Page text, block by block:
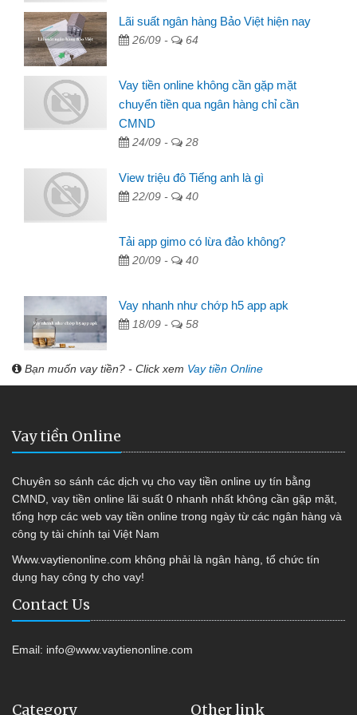
Lãi suất ngân hàng Bảo Việt hiện nay
26/09 - 64
Vay tiền online không cần gặp mặt
chuyển tiền qua ngân hàng chỉ cần
CMND
24/09 - 28
View triệu đô Tiếng anh là gì
22/09 - 40
Tải app gimo có lừa đảo không?
20/09 - 40
Vay nhanh như chớp h5 app apk
18/09 - 58
Bạn muốn vay tiền? - Click xem Vay tiền Online
Vay tiền Online
Chuyên so sánh các dịch vụ cho vay tiền online uy tín bằng
CMND, vay tiền online lãi suất 0 nhanh nhất không cần gặp mặt,
tổng hợp các web vay tiền online trong ngày từ các ngân hàng và
công ty tài chính tại Việt Nam
Www.vaytienonline.com không phải là ngân hàng, tổ chức tín
dụng hay công ty cho vay!
Contact Us
Email: info@www.vaytienonline.com
Category Other link